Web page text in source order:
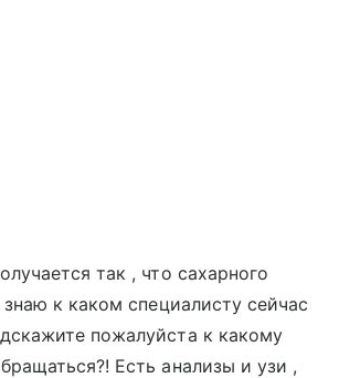
так , что сахарного
к каком специалисту сейчас
пожалуйста к какому
Есть анализы и узи ,